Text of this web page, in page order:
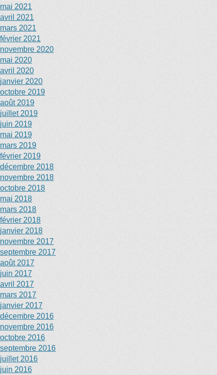
mai 2021
avril 2021
mars 2021
février 2021
novembre 2020
mai 2020
avril 2020
janvier 2020
octobre 2019
août 2019
juillet 2019
juin 2019
mai 2019
mars 2019
février 2019
décembre 2018
novembre 2018
octobre 2018
mai 2018
mars 2018
février 2018
janvier 2018
novembre 2017
septembre 2017
août 2017
juin 2017
avril 2017
mars 2017
janvier 2017
décembre 2016
novembre 2016
octobre 2016
septembre 2016
juillet 2016
juin 2016